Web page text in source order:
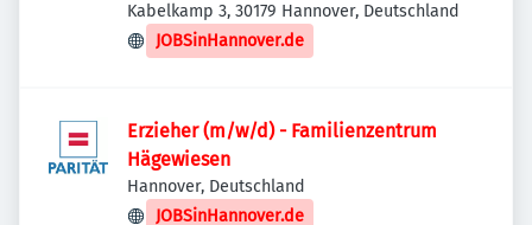
Kabelkamp 3, 30179 Hannover, Deutschland
JOBSinHannover.de
Erzieher (m/w/d) - Familienzentrum
Hägewiesen
Hannover, Deutschland
JOBSinHannover.de